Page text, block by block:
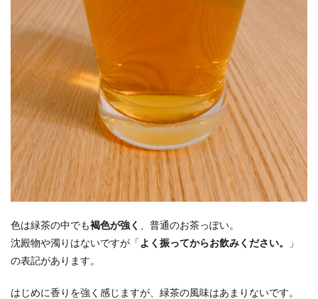
色は緑茶の中でも褐色が強く
、普通のお茶っぽい。
沈殿物や濁りはないですが「よく振ってからお飲みください。
」
の表記があります。
はじめに香りを強く感じますが、緑茶の風味はあまりないです。